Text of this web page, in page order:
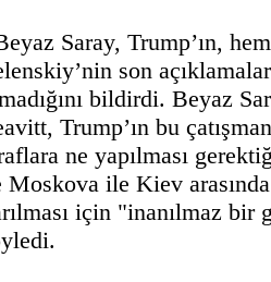
Saray, Trump’ın,
son
bildirdi. Beyaz
Trump’ın bu
ne yapılması
Moskova ile Kiev
için "inanılmaz bir